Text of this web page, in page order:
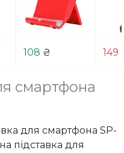
108 ₴ 149
смартфона
для смартфона SP-
підставка для